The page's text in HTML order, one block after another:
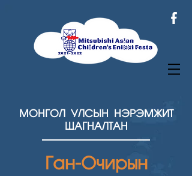
МОНГОЛ УЛСЫН НЭРЭМЖИТ
ШАГНАЛТАН
Ган-Очирын